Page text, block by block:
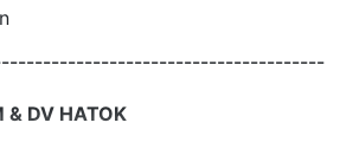
& DV HATOK